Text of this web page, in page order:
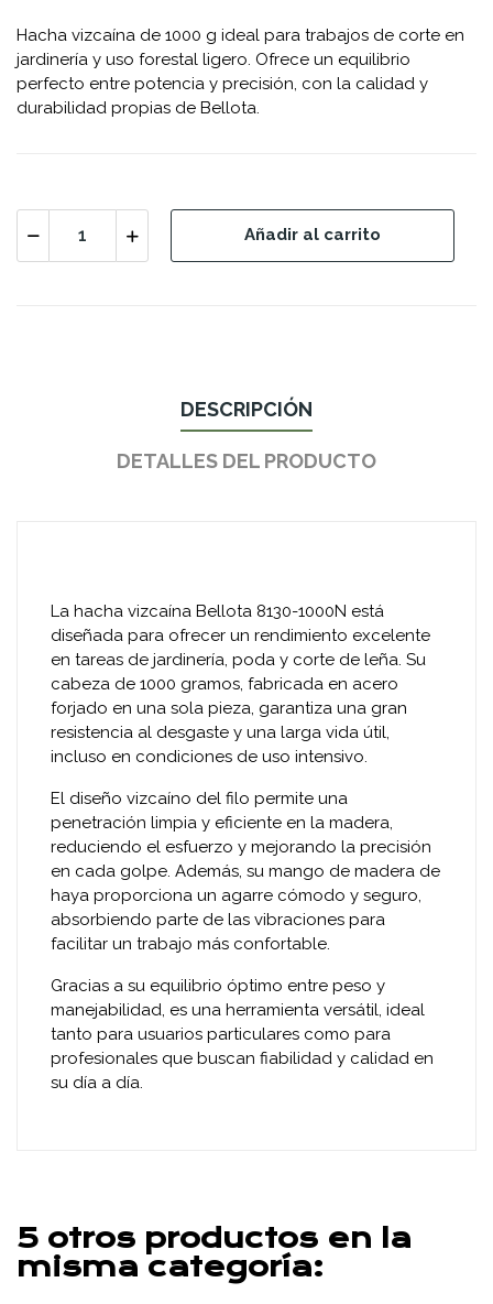
Hacha vizcaína de 1000 g ideal para trabajos de corte en
jardinería y uso forestal ligero. Ofrece un equilibrio
perfecto entre potencia y precisión, con la calidad y
durabilidad propias de Bellota.
Añadir al carrito
DESCRIPCIÓN
DETALLES DEL PRODUCTO
La hacha vizcaína Bellota 8130-1000N está
diseñada para ofrecer un rendimiento excelente
en tareas de jardinería, poda y corte de leña. Su
cabeza de 1000 gramos, fabricada en acero
forjado en una sola pieza, garantiza una gran
resistencia al desgaste y una larga vida útil,
incluso en condiciones de uso intensivo.
El diseño vizcaíno del filo permite una
penetración limpia y eficiente en la madera,
reduciendo el esfuerzo y mejorando la precisión
en cada golpe. Además, su mango de madera de
haya proporciona un agarre cómodo y seguro,
absorbiendo parte de las vibraciones para
facilitar un trabajo más confortable.
Gracias a su equilibrio óptimo entre peso y
manejabilidad, es una herramienta versátil, ideal
tanto para usuarios particulares como para
profesionales que buscan fiabilidad y calidad en
su día a día.
5 otros productos en la
misma categoría: